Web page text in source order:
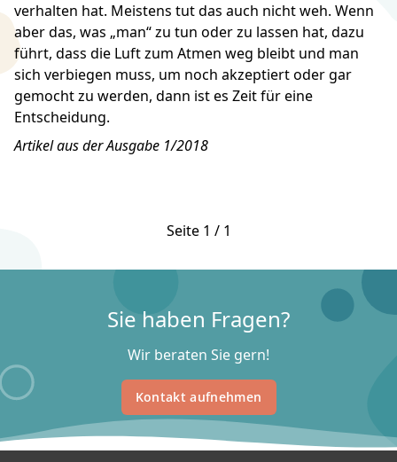
verhalten hat. Meistens tut das auch nicht weh. Wenn
aber das, was „man“ zu tun oder zu lassen hat, dazu
führt, dass die Luft zum Atmen weg bleibt und man
sich verbiegen muss, um noch akzeptiert oder gar
gemocht zu werden, dann ist es Zeit für eine
Entscheidung.
Artikel aus der Ausgabe 1/2018
Seite 1 / 1
Sie haben Fragen?
Wir beraten Sie gern!
Kontakt aufnehmen